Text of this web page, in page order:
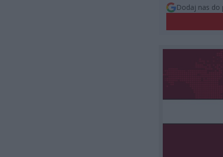
Dodaj nas do